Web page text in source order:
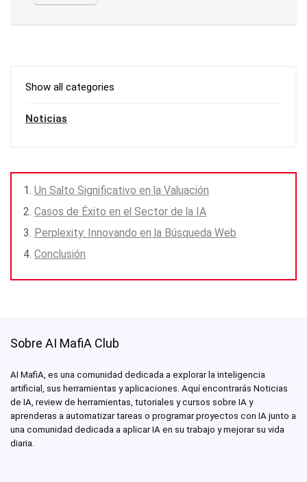
Show all categories
Noticias
Un Salto Significativo en la Valuación
Casos de Éxito en el Sector de la IA
Perplexity: Innovando en la Búsqueda Web
Conclusión
Sobre AI MafiA Club
AI MafiA, es una comunidad dedicada a explorar la inteligencia
artificial, sus herramientas y aplicaciones. Aquí encontrarás Noticias
de IA, review de herramientas, tutoriales y cursos sobre IA y
aprenderas a automatizar tareas o programar proyectos con IA junto a
una comunidad dedicada a aplicar IA en su trabajo y mejorar su vida
diaria.